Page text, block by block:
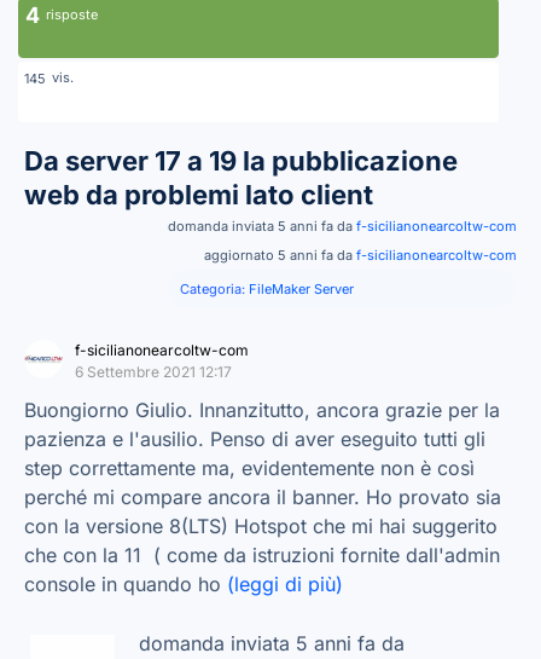
4 risposte
145 vis.
Da server 17 a 19 la pubblicazione
web da problemi lato client
domanda inviata 5 anni fa da f-sicilianonearcoltw-com
aggiornato 5 anni fa da f-sicilianonearcoltw-com
Categoria: FileMaker Server
f-sicilianonearcoltw-com
6 Settembre 2021 12:17
Buongiorno Giulio. Innanzitutto, ancora grazie per la
pazienza e l'ausilio. Penso di aver eseguito tutti gli
step correttamente ma, evidentemente non è così
perché mi compare ancora il banner. Ho provato sia
con la versione 8(LTS) Hotspot che mi hai suggerito
che con la 11 ( come da istruzioni fornite dall'admin
console in quando ho (leggi di più)
domanda inviata 5 anni fa da